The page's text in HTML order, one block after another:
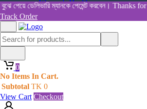
ম্যানকে পেমেন্ট করবেন। Thanks for shopping!
Track Order
0
No Items In Cart.
Subtotal TK 0
View Cart Checkout
Women's Health
View All Categories
Shop By Category
Home
0
No Items In Cart.
Subtotal TK0
View Cart